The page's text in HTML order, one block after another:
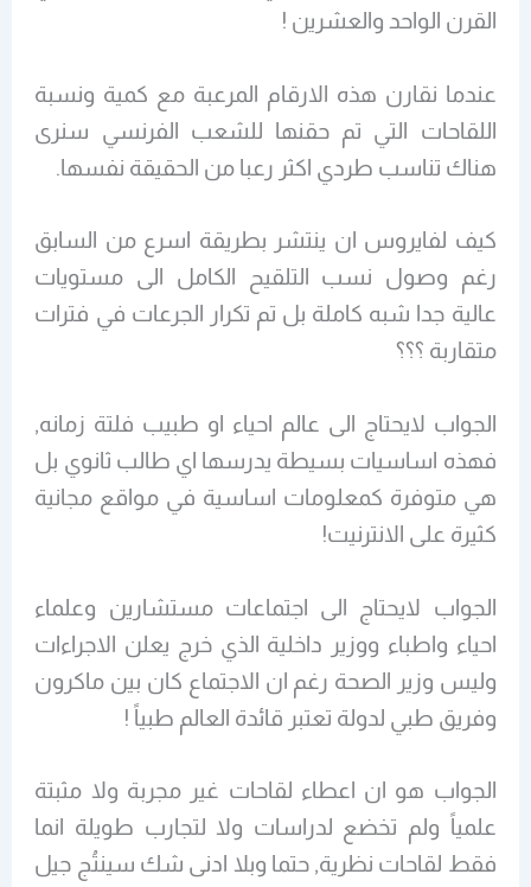
القرن الواحد والعشرين !
عندما نقارن هذه الارقام المرعبة مع كمية ونسبة
اللقاحات التي تم حقنها للشعب الفرنسي سنرى
هناك تناسب طردي اكثر رعبا من الحقيقة نفسها.
كيف لفايروس ان ينتشر بطريقة اسرع من السابق
رغم وصول نسب التلقيح الكامل الى مستويات
عالية جدا شبه كاملة بل تم تكرار الجرعات في فترات
متقاربة ؟؟؟
الجواب لايحتاج الى عالم احياء او طبيب فلتة زمانه,
فهذه اساسيات بسيطة يدرسها اي طالب ثانوي بل
هي متوفرة كمعلومات اساسية في مواقع مجانية
كثيرة على الانترنيت!
الجواب لايحتاج الى اجتماعات مستشارين وعلماء
احياء واطباء ووزير داخلية الذي خرج يعلن الاجراءات
وليس وزير الصحة رغم ان الاجتماع كان بين ماكرون
وفريق طبي لدولة تعتبر قائدة العالم طبياً !
الجواب هو ان اعطاء لقاحات غير مجربة ولا مثبتة
علمياً ولم تخضع لدراسات ولا لتجارب طويلة انما
فقط لقاحات نظرية, حتما وبلا ادنى شك سينتُج جيل